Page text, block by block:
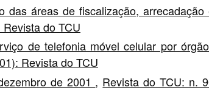
das áreas de fiscalização, arrecadação
do TCU
de telefonia móvel celular por
Revista do TCU
de 2001 , Revista do TCU: n.